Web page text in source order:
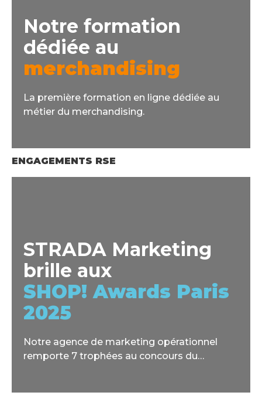
Notre formation
dédiée au
merchandising
La première formation en ligne dédiée au
métier du merchandising.
ENGAGEMENTS RSE
STRADA Marketing
brille aux
SHOP! Awards Paris
2025
Notre agence de marketing opérationnel
remporte 7 trophées au concours du